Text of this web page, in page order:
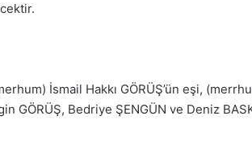
İsmail Hakkı GÖRÜŞ’ün eşi,
GÖRÜŞ, Bedriye ŞENGÜN ve Deniz